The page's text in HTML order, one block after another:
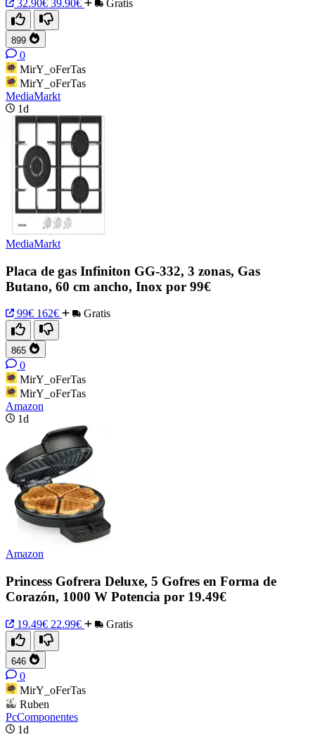
32.90€ 39.90€ Gratis
899
0
MirY_oFerTas
MirY_oFerTas
MediaMarkt
1d
MediaMarkt
Placa de gas Infiniton GG-332, 3 zonas, Gas
Butano, 60 cm ancho, Inox por 99€
99€ 162€ Gratis
865
0
MirY_oFerTas
MirY_oFerTas
Amazon
1d
Amazon
Princess Gofrera Deluxe, 5 Gofres en Forma de
Corazón, 1000 W Potencia por 19.49€
19.49€ 22.99€ Gratis
646
0
MirY_oFerTas
Ruben
PcComponentes
1d